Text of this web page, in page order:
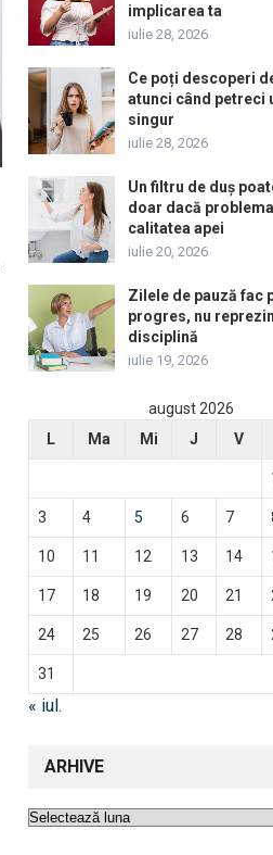
implicarea ta
iulie 28, 2026
Ce poți descoperi
atunci când petreci
singur
iulie 28, 2026
Un filtru de duș
doar dacă
calitatea apei
iulie 20, 2026
Zilele de pauză fac
progres, nu
disciplină
iulie 19, 2026
august 2026
L
Ma Mi J V
3 4 5 6 7
10 11 12 13 14
17 18 19 20 21
24 25 26 27 28
31
« iul.
ARHIVE
Arhive